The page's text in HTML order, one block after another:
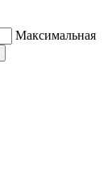
Максимальная